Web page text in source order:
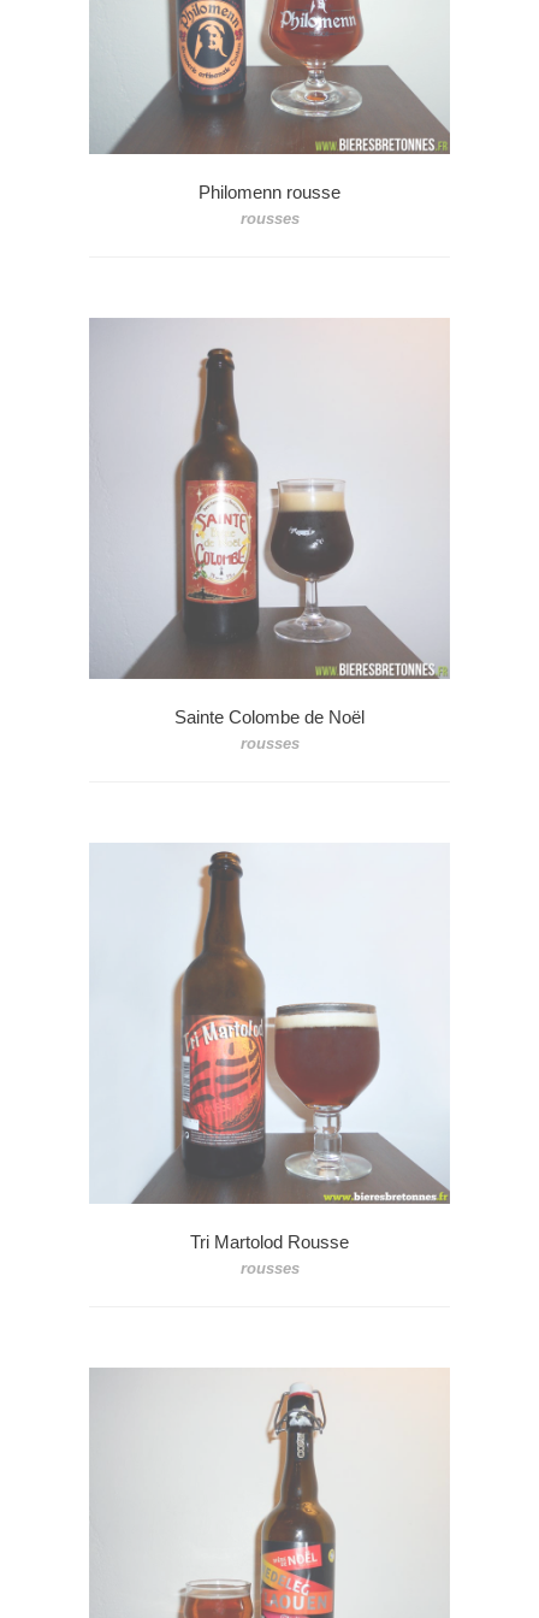
Philomenn rousse
rousses
Sainte Colombe de Noël
rousses
Tri Martolod Rousse
rousses